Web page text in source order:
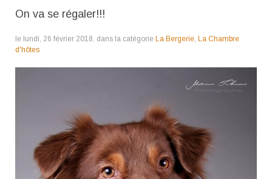
On va se régaler!!!
le lundi, 26 février 2018. dans la catégorie La Bergerie, La Chambre
d'hôtes